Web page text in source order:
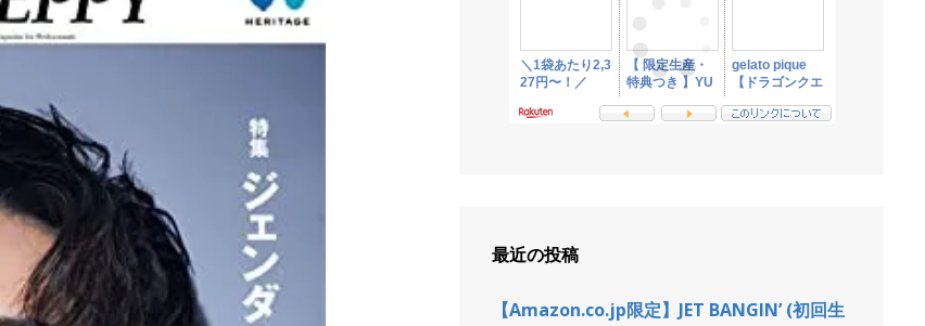
最近の投稿
【Amazon.co.jp限定】JET BANGIN’ (初回生